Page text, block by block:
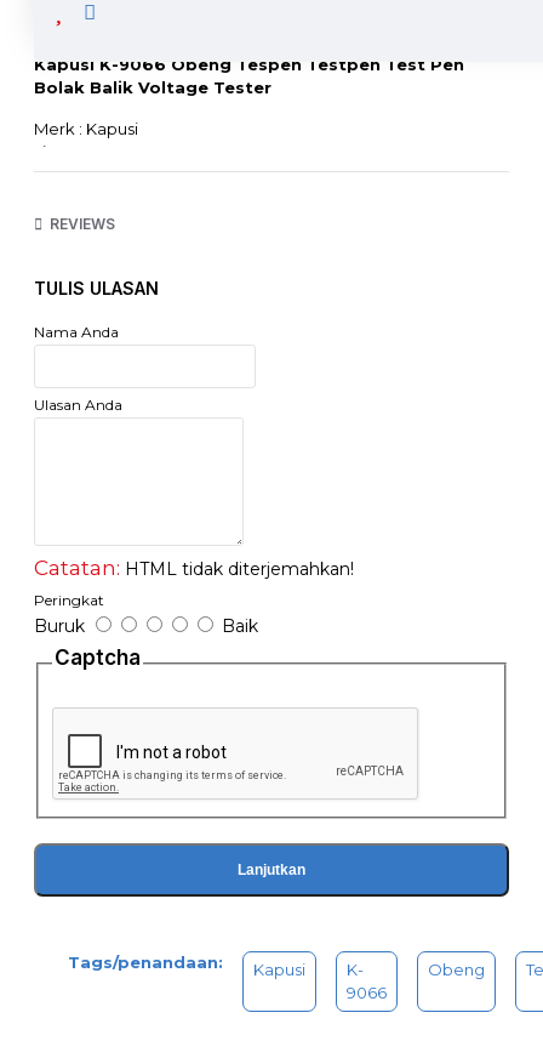
Kapusi K-9066 Obeng Tespen Testpen Test Pen
Bolak Balik Voltage Tester
Merk : Kapusi
Tipe : K-9066
Obeng Bolak Balik Plus Minus 3.5x52mm
Pengukuran Tegangan AC 100-500V
REVIEWS
TULIS ULASAN
Nama Anda
Ulasan Anda
Catatan: HTML tidak diterjemahkan!
Peringkat
Buruk Baik
Captcha
Lanjutkan
Tags/penandaan: Kapusi
K-
9066
Obeng